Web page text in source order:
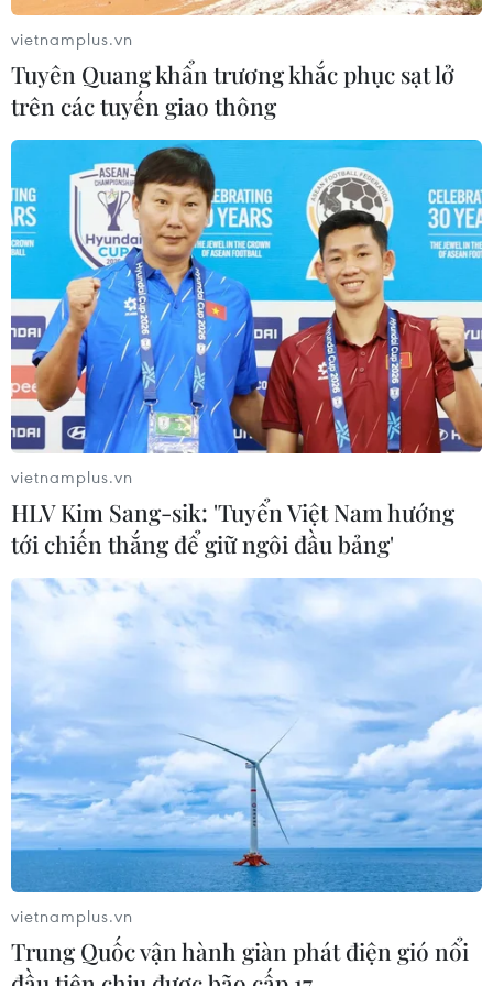
vietnamplus.vn
Tuyên Quang khẩn trương khắc phục sạt lở
trên các tuyến giao thông
vietnamplus.vn
HLV Kim Sang-sik: 'Tuyển Việt Nam hướng
tới chiến thắng để giữ ngôi đầu bảng'
vietnamplus.vn
Trung Quốc vận hành giàn phát điện gió nổi